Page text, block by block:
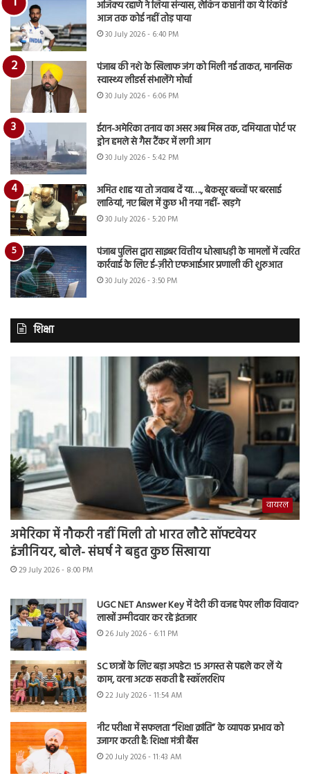
अजिंक्य रहाणे ने लिया संन्यास, लेकिन कप्तानी का ये रिकॉर्ड
आज तक कोई नहीं तोड़ पाया
30 July 2026 - 6:40 PM
पंजाब की नशे के खिलाफ जंग को मिली नई ताकत, मानसिक
स्वास्थ्य लीडर्स संभालेंगे मोर्चा
30 July 2026 - 6:06 PM
ईरान-अमेरिका तनाव का असर अब मिस्र तक, दमियाता पोर्ट पर
ड्रोन हमले से गैस टैंकर में लगी आग
30 July 2026 - 5:42 PM
अमित शाह या तो जवाब दें या…., बेकसूर बच्चों पर बरसाई
लाठियां, नए बिल में कुछ भी नया नहीं- खड़गे
30 July 2026 - 5:20 PM
पंजाब पुलिस द्वारा साइबर वित्तीय धोखाधड़ी के मामलों में त्वरित
कार्रवाई के लिए ई-ज़ीरो एफआईआर प्रणाली की शुरुआत
30 July 2026 - 3:50 PM
शिक्षा
वायरल
अमेरिका में नौकरी नहीं मिली तो भारत लौटे सॉफ्टवेयर
इंजीनियर, बोले- संघर्ष ने बहुत कुछ सिखाया
29 July 2026 - 8:00 PM
UGC NET Answer Key में देरी की वजह पेपर लीक विवाद?
लाखों उम्मीदवार कर रहे इंतजार
26 July 2026 - 6:11 PM
SC छात्रों के लिए बड़ा अपडेट! 15 अगस्त से पहले कर लें ये
काम, वरना अटक सकती है स्कॉलरशिप
22 July 2026 - 11:54 AM
नीट परीक्षा में सफलता “शिक्षा क्रांति” के व्यापक प्रभाव को
उजागर करती है: शिक्षा मंत्री बैंस
20 July 2026 - 11:43 AM